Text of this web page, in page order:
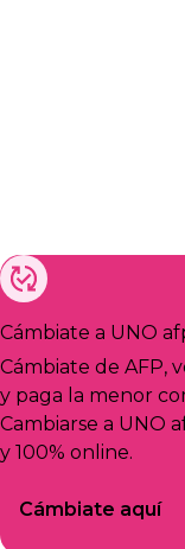
Cámbiate a UNO
Cámbiate de AFP,
y paga la menor
Cambiarse a UNO
y 100% online.
Cámbiate aquí